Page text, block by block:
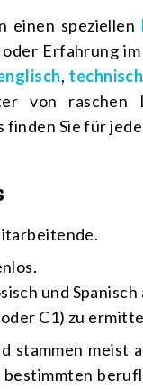
einen speziellen
Erfahrung
,
von raschen
finden Sie für
und
C1) zu
meist